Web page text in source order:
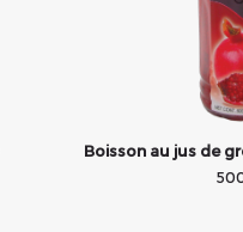
Boisson au jus de